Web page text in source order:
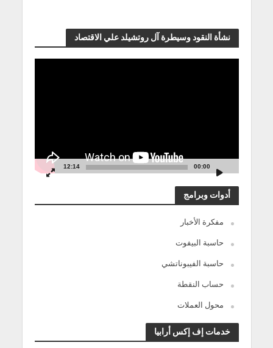
نشأة النقود وسيطرة آل روتشيلد علي الاقتصاد
00:00
12:14
أدوات وبرامج
مفكرة الأخبار
حاسبة البيفوت
حاسبة الفيبوناتشي
حساب النقطة
محول العملات
خدمات إف إكس أرابيا